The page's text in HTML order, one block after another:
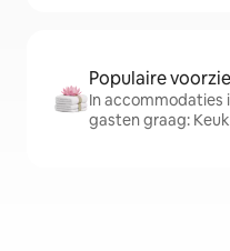
Populaire
In accommodaties
gasten graag: